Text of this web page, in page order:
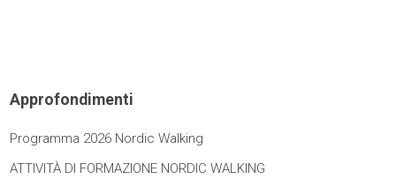
Approfondimenti
Programma 2026 Nordic Walking
ATTIVITÀ DI FORMAZIONE NORDIC WALKING